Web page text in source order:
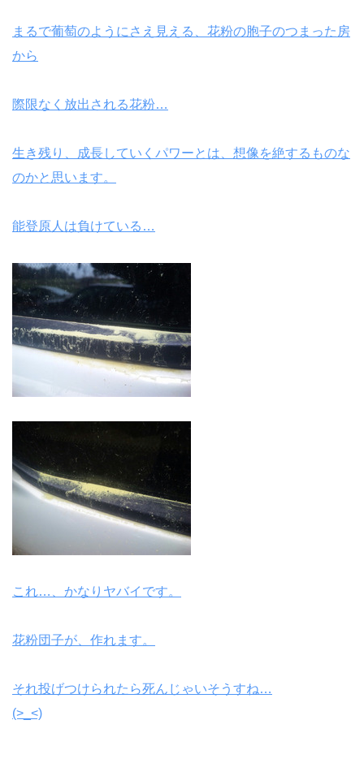
まるで葡萄のようにさえ見える、花粉の胞子のつまった房
から
際限なく放出される花粉…
生き残り、成長していくパワーとは、想像を絶するものな
のかと思います。
能登原人は負けている…
これ…、かなりヤバイです。
花粉団子が、作れます。
それ投げつけられたら死んじゃいそうすね…
(>_<)